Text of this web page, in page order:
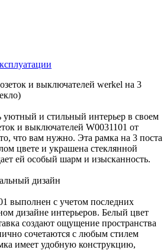
и выключателей werkel на 3
уютный и стильный интерьер в своем
и выключателей W0031101 от
что вам нужно. Эта рамка на 3 поста
цвете и украшена стеклянной
ей особый шарм и изысканность.
дизайн
выполнен с учетом последних
дизайне интерьеров. Белый цвет
создают ощущение пространства
сочетаются с любым стилем
имеет удобную конструкцию,